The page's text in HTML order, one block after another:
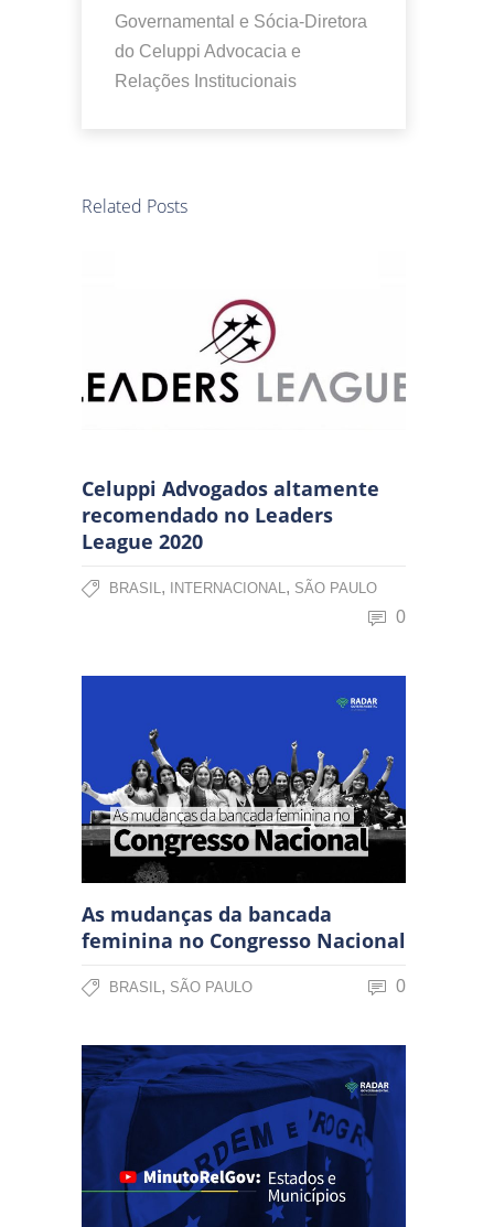
Governamental e Sócia-Diretora
do Celuppi Advocacia e
Relações Institucionais
Related Posts
Celuppi Advogados altamente
recomendado no Leaders
League 2020
BRASIL, INTERNACIONAL, SÃO PAULO
0
As mudanças da bancada
feminina no Congresso Nacional
BRASIL , SÃO PAULO 0